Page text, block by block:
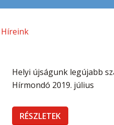
Híreink
Helyi újságunk legújabb
Hírmondó 2019. július
RÉSZLETEK